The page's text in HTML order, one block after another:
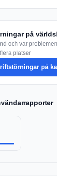
på
och var
platser
på